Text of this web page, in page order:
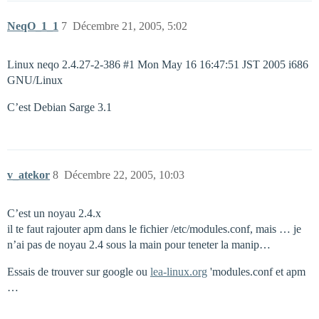
NeqO_1_1 Décembre 21, 2005, 5:02
7
Linux neqo 2.4.27-2-386 #1 Mon May 16 16:47:51 JST 2005 i686
GNU/Linux
C’est Debian Sarge 3.1
v_atekor Décembre 22, 2005, 10:03
8
C’est un noyau 2.4.x
il te faut rajouter apm dans le fichier /etc/modules.conf, mais … je
n’ai pas de noyau 2.4 sous la main pour teneter la manip…
Essais de trouver sur google ou lea-linux.org 'modules.conf et apm
…